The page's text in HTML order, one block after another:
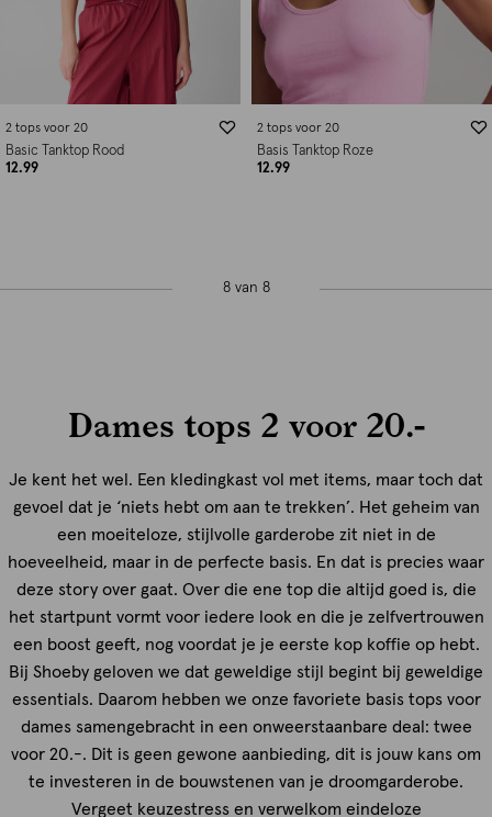
2 tops voor 20
Basic Tanktop Rood
12.99
2 tops voor 20
Basis Tanktop Roze
12.99
8 van 8
Dames tops 2 voor 20.-
Je kent het wel. Een kledingkast vol met items, maar toch dat
gevoel dat je ‘niets hebt om aan te trekken’. Het geheim van
een moeiteloze, stijlvolle garderobe zit niet in de
hoeveelheid, maar in de perfecte basis. En dat is precies waar
deze story over gaat. Over die ene top die altijd goed is, die
het startpunt vormt voor iedere look en die je zelfvertrouwen
een boost geeft, nog voordat je je eerste kop koffie op hebt.
Bij Shoeby geloven we dat geweldige stijl begint bij geweldige
essentials. Daarom hebben we onze favoriete basis tops voor
dames samengebracht in een onweerstaanbare deal: twee
voor 20.-. Dit is geen gewone aanbieding, dit is jouw kans om
te investeren in de bouwstenen van je droomgarderobe.
Vergeet keuzestress en verwelkom eindeloze